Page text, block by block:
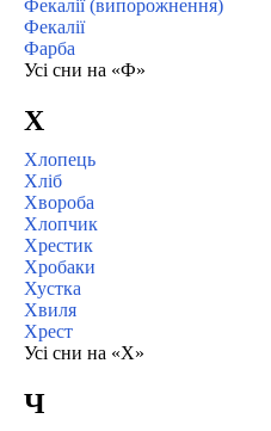
Фекалії (випорожнення)
Фекалії
Фарба
Усі сни на «Ф»
Х
Хлопець
Хліб
Хвороба
Хлопчик
Хрестик
Хробаки
Хустка
Хвиля
Хрест
Усі сни на «Х»
Ч